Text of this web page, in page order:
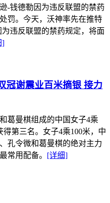
-钱德勒因为违反联盟的禁药
罚。今天，沃神率先在推特
为违反联盟的禁药规定，将面
]
冠谢震业百米摘银 接力
葛曼棋组成的中国女子4乘
得第三名。女子4乘100米，中
孔令微和葛曼棋的绝对主力
常用配备。 [详细]